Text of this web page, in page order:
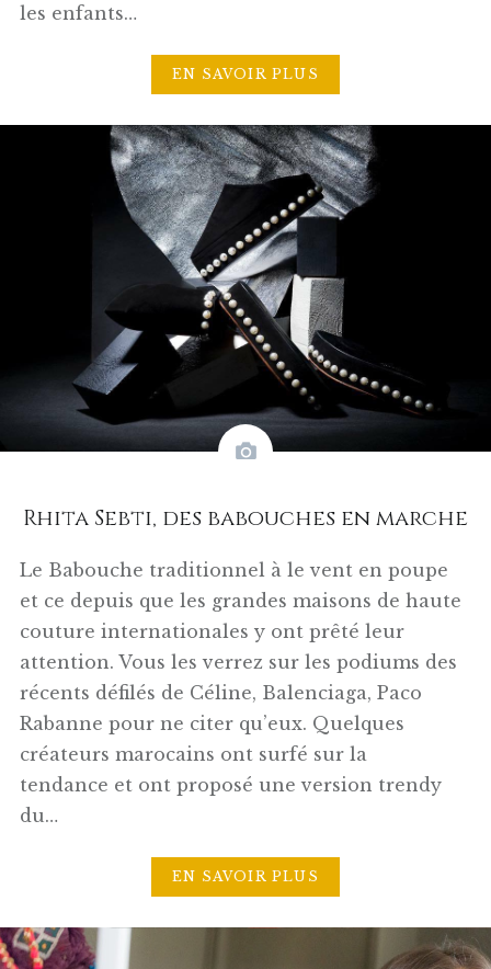
les enfants…
EN SAVOIR PLUS
Rhita Sebti, des babouches en marche
Le Babouche traditionnel à le vent en poupe
et ce depuis que les grandes maisons de haute
couture internationales y ont prêté leur
attention. Vous les verrez sur les podiums des
récents défilés de Céline, Balenciaga, Paco
Rabanne pour ne citer qu’eux. Quelques
créateurs marocains ont surfé sur la
tendance et ont proposé une version trendy
du…
EN SAVOIR PLUS